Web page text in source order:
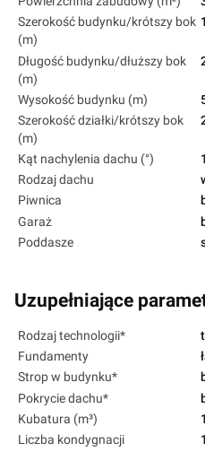
Szerokość budynku/krótszy bok
(m)
Długość budynku/dłuższy bok
(m)
Wysokość budynku (m)
Szerokość działki/krótszy bok
(m)
Kąt nachylenia dachu (°)
Rodzaj dachu
Piwnica
Garaż
Poddasze
Uzupełniające
Rodzaj technologii*
Fundamenty
Strop w budynku*
Pokrycie dachu*
Kubatura (m³)
Liczba kondygnacji
1